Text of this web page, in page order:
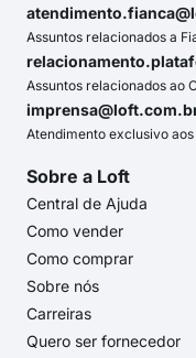
Assuntos relacionados a
Assuntos relacionados ao
Atendimento exclusivo
Sobre a Loft
Central de Ajuda
Como vender
Como comprar
Sobre nós
Carreiras
Quero ser fornecedor